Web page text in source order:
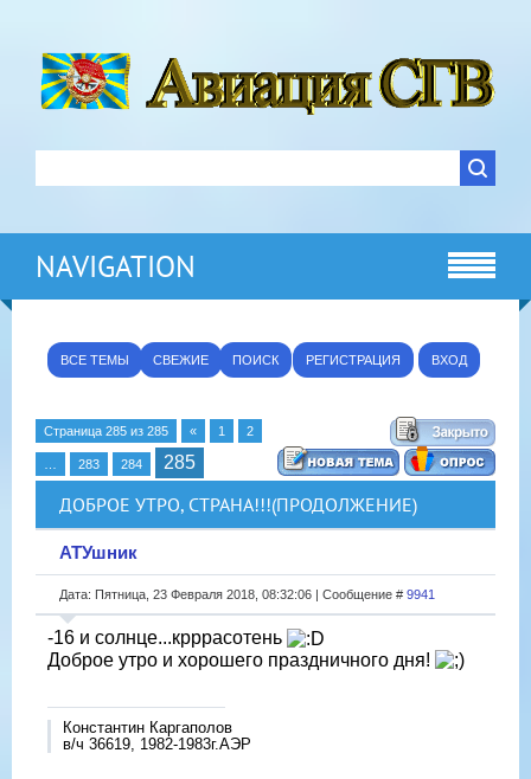
NAVIGATION
ВСЕ ТЕМЫ СВЕЖИЕ ПОИСК РЕГИСТРАЦИЯ ВХОД
Страница 285 из 285 « 1 2
283 284 285
ДОБРОЕ УТРО, СТРАНА!!!(ПРОДОЛЖЕНИЕ)
АТУшник
Дата: Пятница, 23 Февраля 2018, 08:32:06 | Сообщение # 9941
-16 и солнце...крррасотень
Доброе утро и хорошего праздничного дня!
Константин Каргаполов
в/ч 36619, 1982-1983г.АЭР